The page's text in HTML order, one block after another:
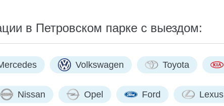
в Петровском парке с выездом:
Volkswagen Toyota
Nissan Opel Ford Lexus